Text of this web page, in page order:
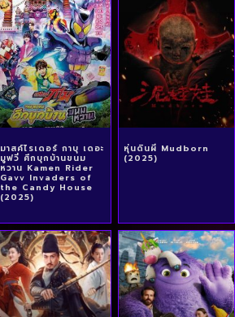
มาสค์ไรเดอร์ กาบุ เดอะ
มูฟวี่ ศึกบุกบ้านขนม
หวาน Kamen Rider
Gavv Invaders of
the Candy House
(2025)
หุ่นดินผี Mudborn
(2025)